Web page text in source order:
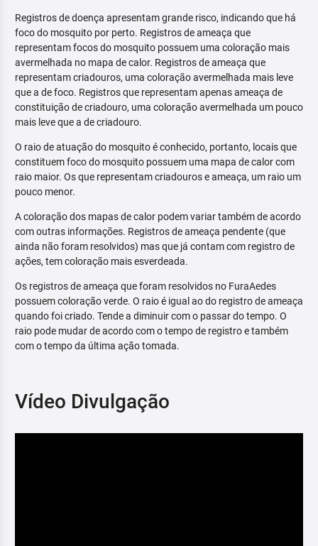
Registros de doença apresentam grande risco, indicando que há
foco do mosquito por perto. Registros de ameaça que
representam focos do mosquito possuem uma coloração mais
avermelhada no mapa de calor. Registros de ameaça que
representam criadouros, uma coloração avermelhada mais leve
que a de foco. Registros que representam apenas ameaça de
constituição de criadouro, uma coloração avermelhada um pouco
mais leve que a de criadouro.
O raio de atuação do mosquito é conhecido, portanto, locais que
constituem foco do mosquito possuem uma mapa de calor com
raio maior. Os que representam criadouros e ameaça, um raio um
pouco menor.
A coloração dos mapas de calor podem variar também de acordo
com outras informações. Registros de ameaça pendente (que
ainda não foram resolvidos) mas que já contam com registro de
ações, tem coloração mais esverdeada.
Os registros de ameaça que foram resolvidos no FuraAedes
possuem coloração verde. O raio é igual ao do registro de ameaça
quando foi criado. Tende a diminuir com o passar do tempo. O
raio pode mudar de acordo com o tempo de registro e também
com o tempo da última ação tomada.
Vídeo Divulgação